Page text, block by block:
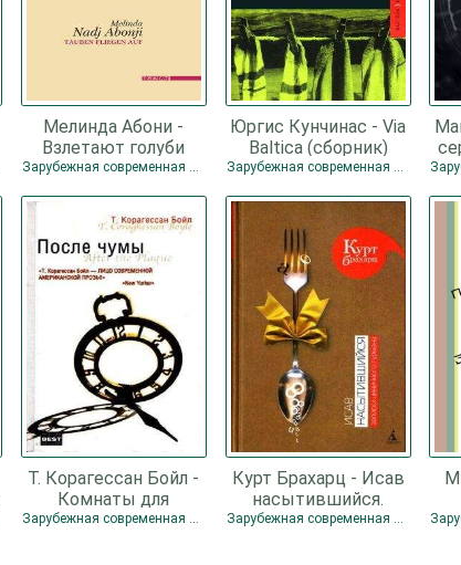
Мелинда Абони -
Взлетают голуби
Зарубежная современная проза
Юргис Кунчинас - Via
Baltica (сборник)
Зарубежная современная проза
Т. Корагессан Бойл -
Комнаты для
подглядывания
Зарубежная современная проза
Курт Брахарц - Исав
насытившийся.
Записки циничногоЗарубежная современная проза